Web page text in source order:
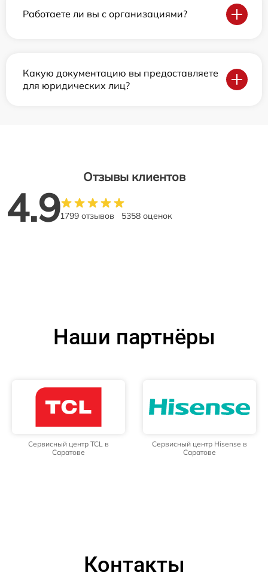
Работаете ли вы с организациями?
Какую документацию вы предоставляете
для юридических лиц?
Отзывы клиентов
4.91799 отзывов 5358 оценок
Наши партнёры
Сервисный центр TCL в
Саратове
Сервисный центр Hisense в
Саратове
Контакты